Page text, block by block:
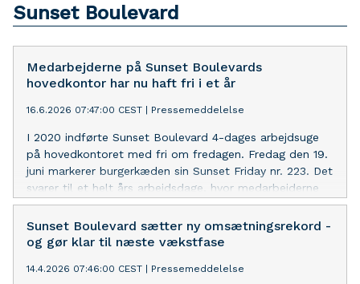
Sunset Boulevard
Medarbejderne på Sunset Boulevards
hovedkontor har nu haft fri i et år
16.6.2026 07:47:00 CEST | Pressemeddelelse
I 2020 indførte Sunset Boulevard 4-dages arbejdsuge
på hovedkontoret med fri om fredagen. Fredag den 19.
juni markerer burgerkæden sin Sunset Friday nr. 223. Det
svarer til et helt års arbejdsdage, hvor medarbejderne
har haft fri med fuld løn. I samme periode er
omsætningen mere end fordoblet.
Sunset Boulevard sætter ny omsætningsrekord -
og gør klar til næste vækstfase
14.4.2026 07:46:00 CEST | Pressemeddelelse